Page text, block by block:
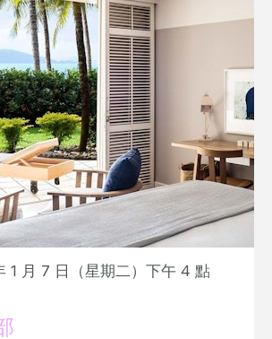
1 月 7 日（星期二）下午 4 點